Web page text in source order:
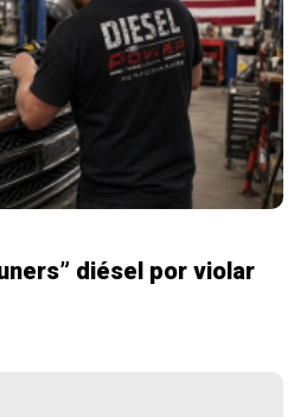
diésel por violar